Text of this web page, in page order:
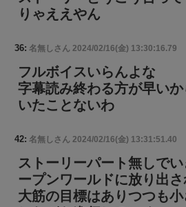
りゃええやん
36: 名無しさん 2024/02/16(金) 13:30:16.79
フルボイスいらんよな
字幕読み終わる方が早い
いたことないわ
42: 名無しさん 2024/02/16(金) 13:31:51.40
ストーリーパート無しで
ープンワールドに放り出さ
大筋の目標はありつつも